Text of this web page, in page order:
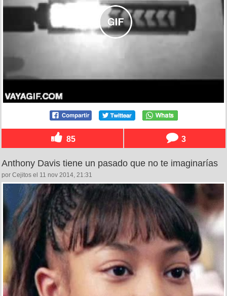
85 3
Anthony Davis tiene un pasado que no te imaginarías
por Cejitos el 11 nov 2014, 21:31